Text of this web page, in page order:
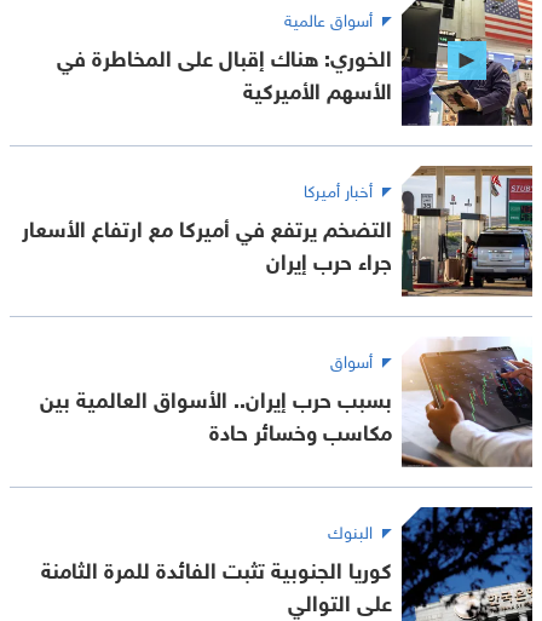
أسواق عالمية
الخوري: هناك إقبال على المخاطرة في
الأسهم الأميركية
أخبار أميركا
التضخم يرتفع في أميركا مع ارتفاع الأسعار
جراء حرب إيران
أسواق
بسبب حرب إيران.. الأسواق العالمية بين
مكاسب وخسائر حادة
البنوك
كوريا الجنوبية تثبت الفائدة للمرة الثامنة
على التوالي